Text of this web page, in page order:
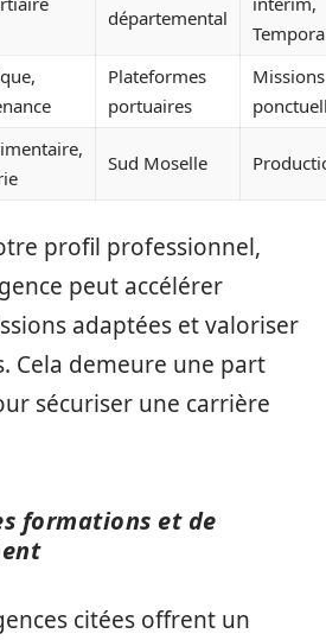
départemental
Plateformes
portuaires
Missions
Sud Moselle
profil professionnel,
peut accélérer
adaptées et valoriser
Cela demeure une part
sécuriser une carrière
formations et de
citées offrent un